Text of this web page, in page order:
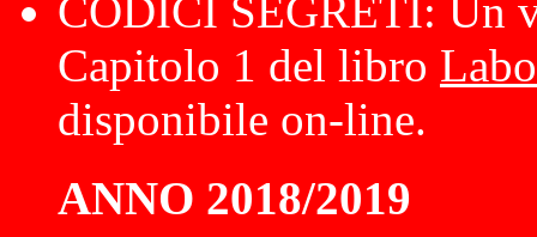
CODICI SEGRETI: Un
Capitolo 1 del libro
disponibile on-line.
ANNO 2018/2019